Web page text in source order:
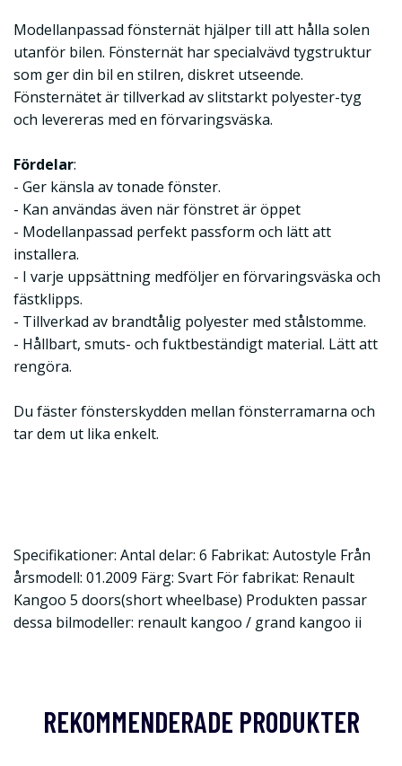
Modellanpassad fönsternät hjälper till att hålla solen
utanför bilen. Fönsternät har specialvävd tygstruktur
som ger din bil en stilren, diskret utseende.
Fönsternätet är tillverkad av slitstarkt polyester-tyg
och levereras med en förvaringsväska.
Fördelar:
- Ger känsla av tonade fönster.
- Kan användas även när fönstret är öppet
- Modellanpassad perfekt passform och lätt att
installera.
- I varje uppsättning medföljer en förvaringsväska och
fästklipps.
- Tillverkad av brandtålig polyester med stålstomme.
- Hållbart, smuts- och fuktbeständigt material. Lätt att
rengöra.
Du fäster fönsterskydden mellan fönsterramarna och
tar dem ut lika enkelt.
Specifikationer: Antal delar: 6 Fabrikat: Autostyle Från
årsmodell: 01.2009 Färg: Svart För fabrikat: Renault
Kangoo 5 doors(short wheelbase) Produkten passar
dessa bilmodeller: renault kangoo / grand kangoo ii
REKOMMENDERADE PRODUKTER